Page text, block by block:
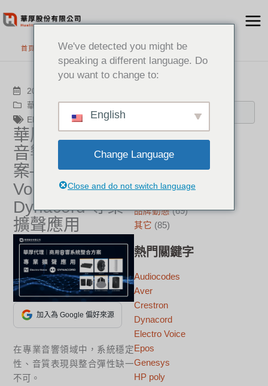
至
首頁 最新消息
2026-03-13
華厚觀點,品牌動態
Electro-Voice,Dynacord
華厚代理｜商用
音響系統整合方
案─Electro-
Voice ×
Dynacord 專業
擴聲應用
加入為 Google 偏好來源
在專業音響領域中，系統穩定
性、音質表現與整合彈性缺一
不可。
搜尋
分類
新聞中心(21)
成功案例
品牌動態(69)
其它 (85)
熱門關鍵字
Audiocodes
Aver
Crestron
Dynacord
Electro Voice
Epos
Genesys
HP poly
We've detected you might be
speaking a different language. Do
you want to change to:
English
Change Language
Close and do not switch language